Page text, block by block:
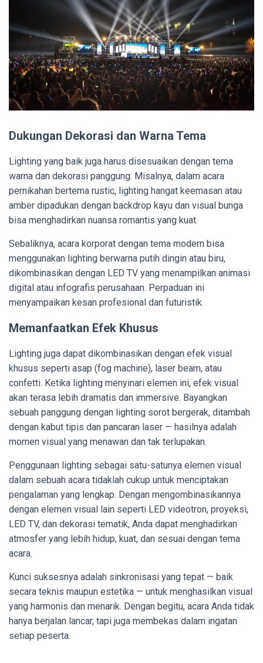
Dukungan Dekorasi dan Warna Tema
Lighting yang baik juga harus disesuaikan dengan tema
warna dan dekorasi panggung. Misalnya, dalam acara
pernikahan bertema rustic, lighting hangat keemasan atau
amber dipadukan dengan backdrop kayu dan visual bunga
bisa menghadirkan nuansa romantis yang kuat.
Sebaliknya, acara korporat dengan tema modern bisa
menggunakan lighting berwarna putih dingin atau biru,
dikombinasikan dengan LED TV yang menampilkan animasi
digital atau infografis perusahaan. Perpaduan ini
menyampaikan kesan profesional dan futuristik.
Memanfaatkan Efek Khusus
Lighting juga dapat dikombinasikan dengan efek visual
khusus seperti asap (fog machine), laser beam, atau
confetti. Ketika lighting menyinari elemen ini, efek visual
akan terasa lebih dramatis dan immersive. Bayangkan
sebuah panggung dengan lighting sorot bergerak, ditambah
dengan kabut tipis dan pancaran laser — hasilnya adalah
momen visual yang menawan dan tak terlupakan.
Penggunaan lighting sebagai satu-satunya elemen visual
dalam sebuah acara tidaklah cukup untuk menciptakan
pengalaman yang lengkap. Dengan mengombinasikannya
dengan elemen visual lain seperti LED videotron, proyeksi,
LED TV, dan dekorasi tematik, Anda dapat menghadirkan
atmosfer yang lebih hidup, kuat, dan sesuai dengan tema
acara.
Kunci suksesnya adalah sinkronisasi yang tepat — baik
secara teknis maupun estetika — untuk menghasilkan visual
yang harmonis dan menarik. Dengan begitu, acara Anda tidak
hanya berjalan lancar, tapi juga membekas dalam ingatan
setiap peserta.